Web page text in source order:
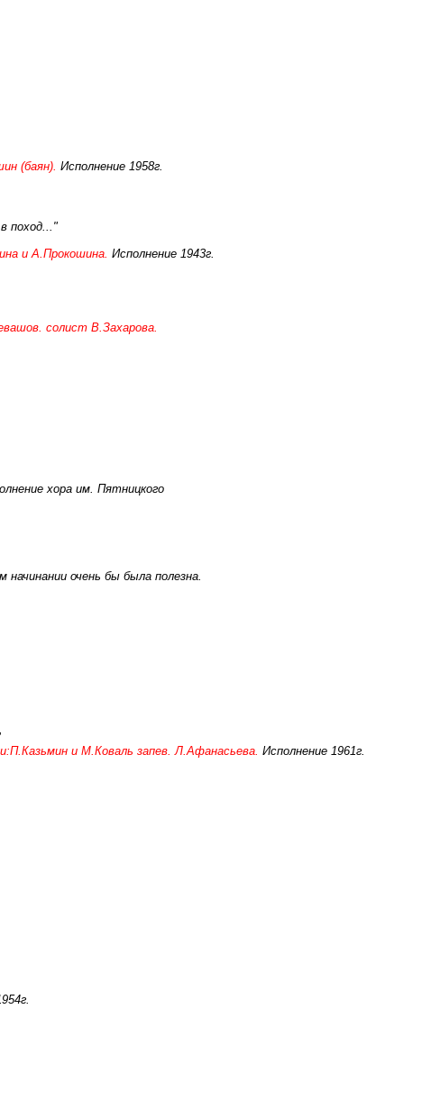
(баян). Исполнение 1958г.
поход..."
и А.Прокошина. Исполнение 1943г.
солист В.Захарова.
хора им. Пятницкого
очень бы была полезна.
и М.Коваль запев. Л.Афанасьева. Исполнение 1961г.